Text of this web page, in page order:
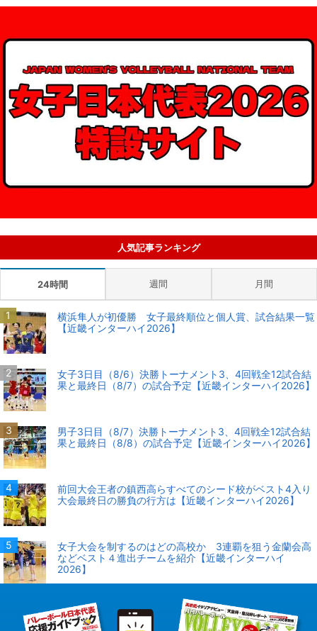
人気記事ランキング
24時間 週間 月間
横浜隼人が初優勝 女子最終順位と個人賞、試合結果一覧
【近畿インターハイ2026】
女子3日目（8/6）決勝トーナメント3、4回戦全12試合結
果と最終日（8/7）の試合予定【近畿インターハイ2026】
男子3日目（8/7）決勝トーナメント3、4回戦全12試合結
果と最終日（8/8）の試合予定【近畿インターハイ2026】
前回大会王者の鎮西高らすべてのシード校がベスト4入り
大会最終日の勝負の行方は【近畿インターハイ2026】
女子大会を制するのはどの高校か 3連覇を狙う金蘭会高
などベスト４進出チームを紹介【近畿インターハイ
2026】